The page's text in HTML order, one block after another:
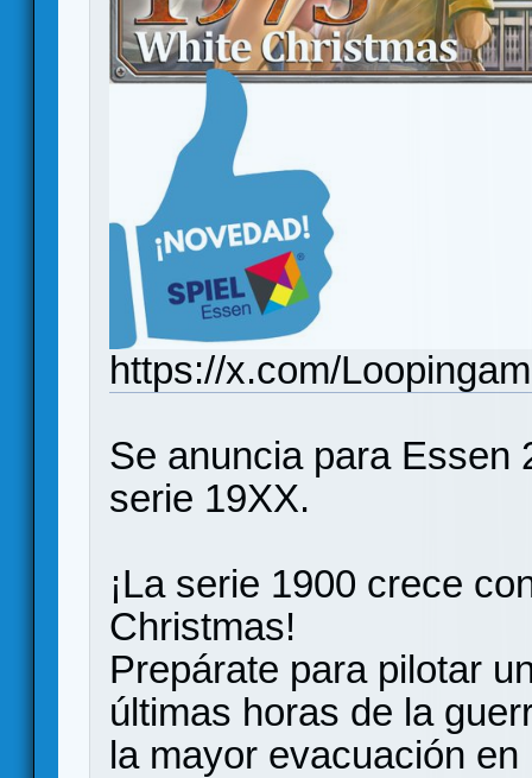
https://x.com/
Se anuncia para Essen
serie 19XX.
¡La serie 1900 crece
Christmas!
Prepárate para pilotar
últimas horas de la
la mayor evacuación